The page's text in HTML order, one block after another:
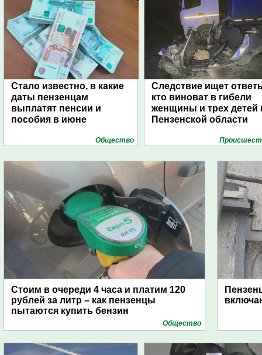
Стало известно, в какие
даты пензенцам
выплатят пенсии и
пособия в июне
Общество
Следствие ищет
кто виноват в гибели
женщины и трех детей
Пензенской области
Стоим в очереди 4 часа и платим 120
рублей за литр – как пензенцы
пытаются купить бензин
Общество